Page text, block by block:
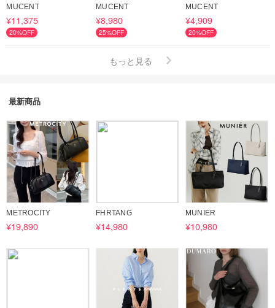
MUCENT
¥11,375
20%OFF
MUCENT
¥8,980
25%OFF
MUCENT
¥4,909
20%OFF
もっと見る
最新商品
METROCITY
¥19,890
FHRTANG
¥14,980
MUNIER
¥10,980